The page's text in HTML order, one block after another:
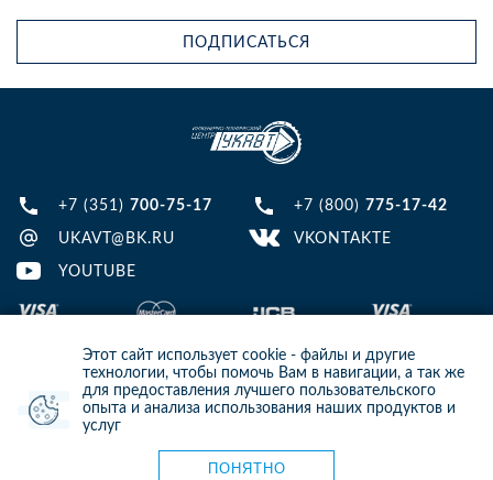
Этот сайт использует cookie - файлы и другие
технологии, чтобы помочь Вам в навигации, а так же
для предоставления лучшего пользовательского
опыта и анализа использования наших продуктов и
услуг
ПОНЯТНО
ПОДПИСАТЬСЯ
+7 (351) 700-75-17 +7 (800) 775-17-42
UKAVT@BK.RU VKONTAKTE
YOUTUBE
© 2013-2024 ООО ИТЦ УКАВТ. ИНН: 7448122124, ОГРН: 1097448007216
ИНФОРМАЦИЯ НА САЙТЕ НЕ ЯВЛЯЕТСЯ ПУБЛИЧНОЙ ОФЕРТОЙ. ДЛЯ